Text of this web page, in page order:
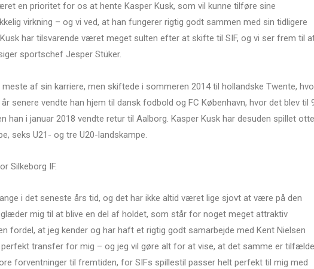
en prioritet for os at hente Kasper Kusk, som vil kunne tilføre sine
virkning – og vi ved, at han fungerer rigtig godt sammen med sin tidligere
har tilsvarende været meget sulten efter at skifte til SIF, og vi ser frem til
sportschef Jesper Stüker.
af sin karriere, men skiftede i sommeren 2014 til hollandske Twente,
senere vendte han hjem til dansk fodbold og FC København, hvor det blev til
han i januar 2018 vendte retur til Aalborg. Kasper Kusk har desuden spillet otte
seks U21- og tre U20-landskampe.
Silkeborg IF.
i det seneste års tid, og det har ikke altid været lige sjovt at være på den
mig til at blive en del af holdet, som står for noget meget attraktiv
fordel, at jeg kender og har haft et rigtig godt samarbejde med Kent Nielsen
transfer for mig – og jeg vil gøre alt for at vise, at det samme er
forventninger til fremtiden, for SIFs spillestil passer helt perfekt til mig med